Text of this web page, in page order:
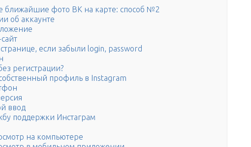
ближайшие фото ВК на карте: способ №2
об аккаунте
если забыли login, password
регистрации?
профиль в Instagram
ввод
поддержки Инстаграм
на компьютере